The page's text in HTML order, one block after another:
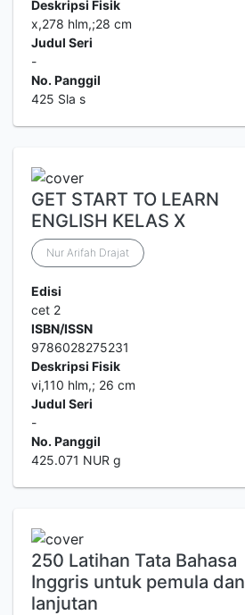
Deskripsi Fisik
x,278 hlm,;28 cm
Judul Seri
-
No. Panggil
425 Sla s
GET START TO LEARN
ENGLISH KELAS X
Nur Arifah Drajat
Edisi
cet 2
ISBN/ISSN
9786028275231
Deskripsi Fisik
vi,110 hlm,; 26 cm
Judul Seri
-
No. Panggil
425.071 NUR g
250 Latihan Tata Bahasa
Inggris untuk pemula dan
lanjutan